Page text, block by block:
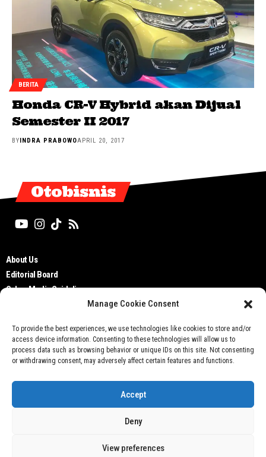
Manage Cookie Consent
To provide the best experiences, we use technologies like cookies to store and/or
access device information. Consenting to these technologies will allow us to
process data such as browsing behavior or unique IDs on this site. Not consenting
or withdrawing consent, may adversely affect certain features and functions.
Accept
Deny
View preferences
BERITA
Honda CR-V Hybrid akan Dijual
Semester II 2017
BYINDRA PRABOWOAPRIL 20, 2017
Otobisnis
About Us
Editorial Board
Cyber Media Guidelines
Privacy Policy
Contact Us